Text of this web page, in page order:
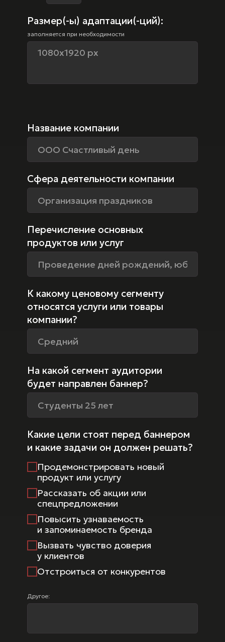
Размер(-ы) адаптации(-ций):
заполняется при необходимости
Название компании
Сфера деятельности компании
Перечисление основных
продуктов или услуг
К какому ценовому сегменту
относятся услуги или товары
компании?
На какой сегмент аудитории
будет направлен баннер?
Какие цели стоят перед баннером
и какие задачи он должен решать?
Продемонстрировать новый
продукт или услугу
Рассказать об акции или
спецпредложении
Повысить узнаваемость
и запоминаемость бренда
Вызвать чувство доверия
у клиентов
Отстроиться от конкурентов
Другое: